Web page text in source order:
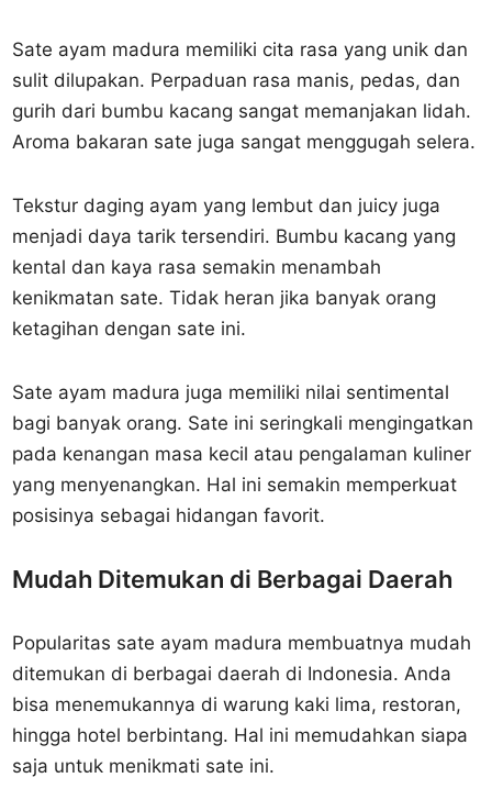
Sate ayam madura memiliki cita rasa yang unik dan
sulit dilupakan. Perpaduan rasa manis, pedas, dan
gurih dari bumbu kacang sangat memanjakan lidah.
Aroma bakaran sate juga sangat menggugah selera.
Tekstur daging ayam yang lembut dan juicy juga
menjadi daya tarik tersendiri. Bumbu kacang yang
kental dan kaya rasa semakin menambah
kenikmatan sate. Tidak heran jika banyak orang
ketagihan dengan sate ini.
Sate ayam madura juga memiliki nilai sentimental
bagi banyak orang. Sate ini seringkali mengingatkan
pada kenangan masa kecil atau pengalaman kuliner
yang menyenangkan. Hal ini semakin memperkuat
posisinya sebagai hidangan favorit.
Mudah Ditemukan di Berbagai Daerah
Popularitas sate ayam madura membuatnya mudah
ditemukan di berbagai daerah di Indonesia. Anda
bisa menemukannya di warung kaki lima, restoran,
hingga hotel berbintang. Hal ini memudahkan siapa
saja untuk menikmati sate ini.